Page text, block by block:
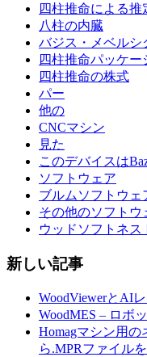
四柱推命による推
八柱の内臓
バジス・メベルシ
四柱推命パッケー
四柱推命の株式
パー
他の
CNCマシン
見た
このデバイスは
ソフトウェア
ブルムソフトウェ
その他のソフトウ
ウッドソフトネス
新しい記事
WoodViewerとAI
WoodMES – ロボ
Homagマシン用の
ら.MPRファイル